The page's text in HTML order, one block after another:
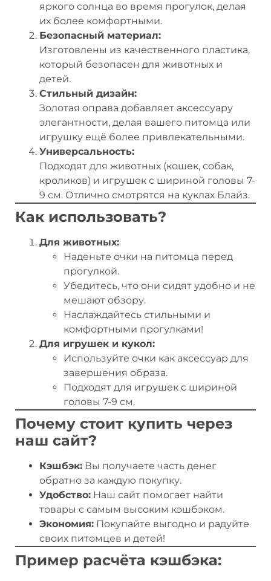
яркого солнца во время прогулок, делая
их более комфортными.
Безопасный материал:
Изготовлены из качественного пластика,
который безопасен для животных и
детей.
Стильный дизайн:
Золотая оправа добавляет аксессуару
элегантности, делая вашего питомца или
игрушку ещё более привлекательными.
Универсальность:
Подходят для животных (кошек, собак,
кроликов) и игрушек с шириной головы 7-
9 см. Отлично смотрятся на куклах Блайз.
Как использовать?
Для животных:
Наденьте очки на питомца перед
прогулкой.
Убедитесь, что они сидят удобно и не
мешают обзору.
Наслаждайтесь стильными и
комфортными прогулками!
Для игрушек и кукол:
Используйте очки как аксессуар для
завершения образа.
Подходят для игрушек с шириной
головы 7-9 см.
Почему стоит купить через
наш сайт?
Кэшбэк: Вы получаете часть денег
обратно за каждую покупку.
Удобство: Наш сайт помогает найти
товары с самым высоким кэшбэком.
Экономия: Покупайте выгодно и радуйте
своих питомцев и детей!
Пример расчёта кэшбэка: